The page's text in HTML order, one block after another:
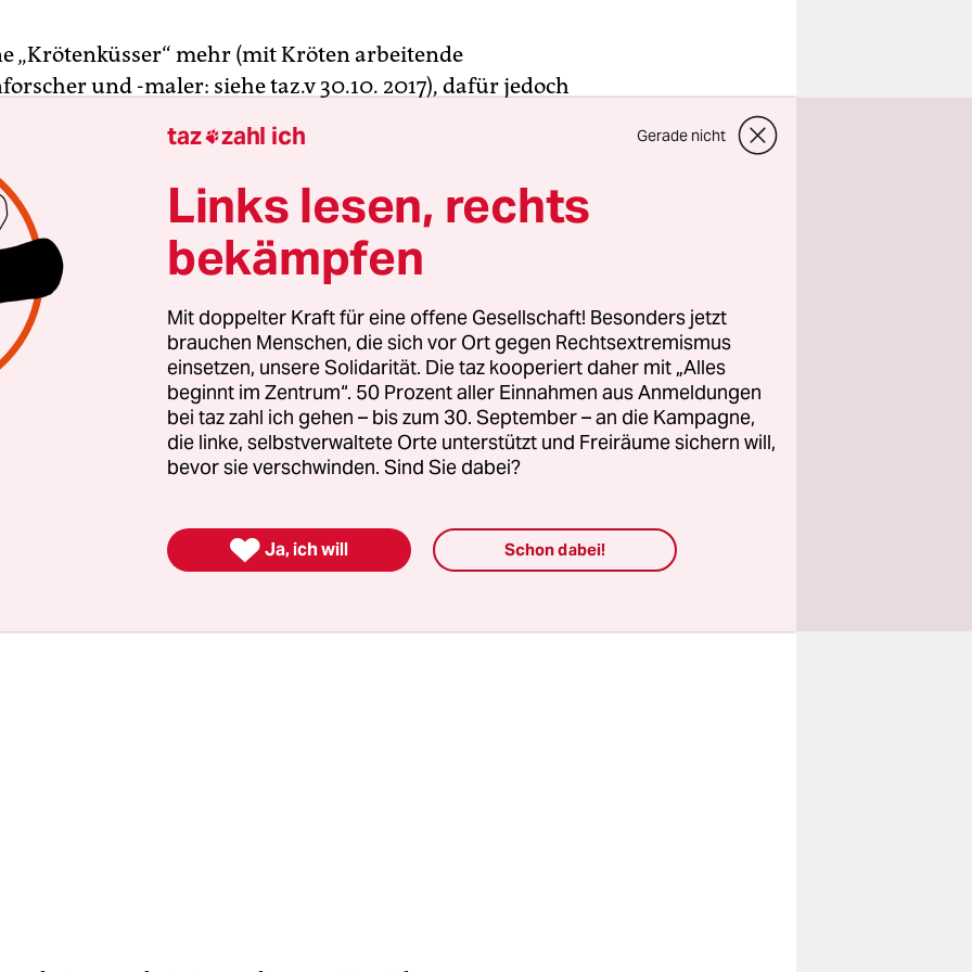
„Krötenküsser“ mehr (mit Kröten arbeitende
und -maler: siehe taz.v 30.10. 2017), dafür jedoch
den einige Arten absondern, wenn man sie massiert:
Substanzen. Das Sekret der
Aga-Kröte
(Bufo marinus)wird geraucht, zu
oder direkt abgeleckt. Es enthält Hormone wie
Dopamin sowie Halluzinogene und Bufotoxine, die von
der Gattung Bufo produziert werden.
Hexen in Shakespeares Tragödie „Macbeth“ wussten
magischen Trank zu nutzen: „Kröte du, die Nacht und
kalten Steine lag, Monatlanges Gift sog ein, (Kommst) in
hinein.“ Eher zum Nachdenken regte dagegen der
Kröte die Abwesenheit Gottes erkennen!“
taz zahl ich Gerade nicht
Links lesen, rechts
bekämpfen
Mit doppelter Kraft für eine offene Gesellschaft! Besonders jetzt
brauchen Menschen, die sich vor Ort gegen Rechtsextremismus
einsetzen, unsere Solidarität. Die taz kooperiert daher mit „Alles
beginnt im Zentrum“. 50 Prozent aller Einnahmen aus Anmeldungen
bei taz zahl ich gehen – bis zum 30. September – an die Kampagne,
die linke, selbstverwaltete Orte unterstützt und Freiräume sichern will,
bevor sie verschwinden. Sind Sie dabei?
 Ja, ich will Schon dabei!